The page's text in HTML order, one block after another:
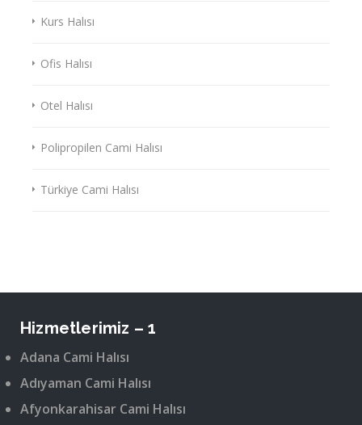
Kurs Halısı
Ofis Halısı
Otel Halısı
Polipropilen Cami Halısı
Türkiye Cami Halısı
Hizmetlerimiz – 1
Adana Cami Halısı
Adıyaman Cami Halısı
Afyonkarahisar Cami Halısı